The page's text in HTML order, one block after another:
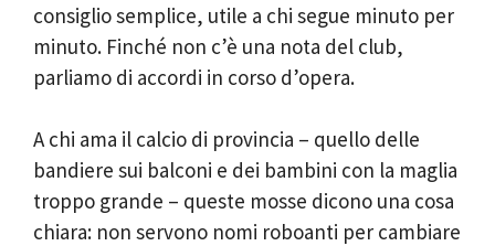
consiglio semplice, utile a chi segue minuto per
minuto. Finché non c’è una nota del club,
parliamo di accordi in corso d’opera.
A chi ama il calcio di provincia – quello delle
bandiere sui balconi e dei bambini con la maglia
troppo grande – queste mosse dicono una cosa
chiara: non servono nomi roboanti per cambiare